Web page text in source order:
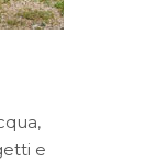
e